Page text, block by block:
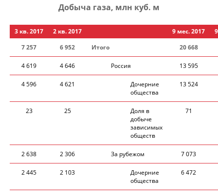
Добыча газа, млн куб. м
3 кв. 2017 2 кв. 2017 9 мес. 2017
7 257
6 952 Итого 20 668
4 619 4 646 Россия​ 13 595
4 596 4 621
Дочерние
обществ​а
13 524
23 25
Доля в
добыче
зависимых
​обществ
71
2 638 2 306 За рубежом 7 073
2 445 2 103
Дочерние
обще​ства
6 472